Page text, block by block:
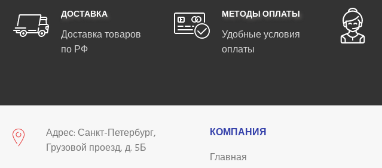
ДОСТАВКА
Доставка товаров
по РФ
МЕТОДЫ ОПЛАТЫ
Удобные условия
оплаты
Адрес: Санкт-Петербург,
Грузовой проезд, д. 5Б
КОМПАНИЯ
Главная